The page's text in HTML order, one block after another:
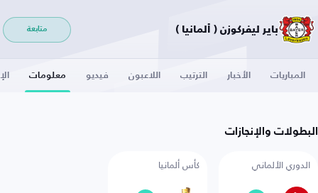
باير ليفركوزن ( ألمانيا ) متابعة
المباريات الأخبار الترتيب اللاعبون فيديو معلومات
البطولات والإنجازات
الدوري الألماني كأس ألمانيا